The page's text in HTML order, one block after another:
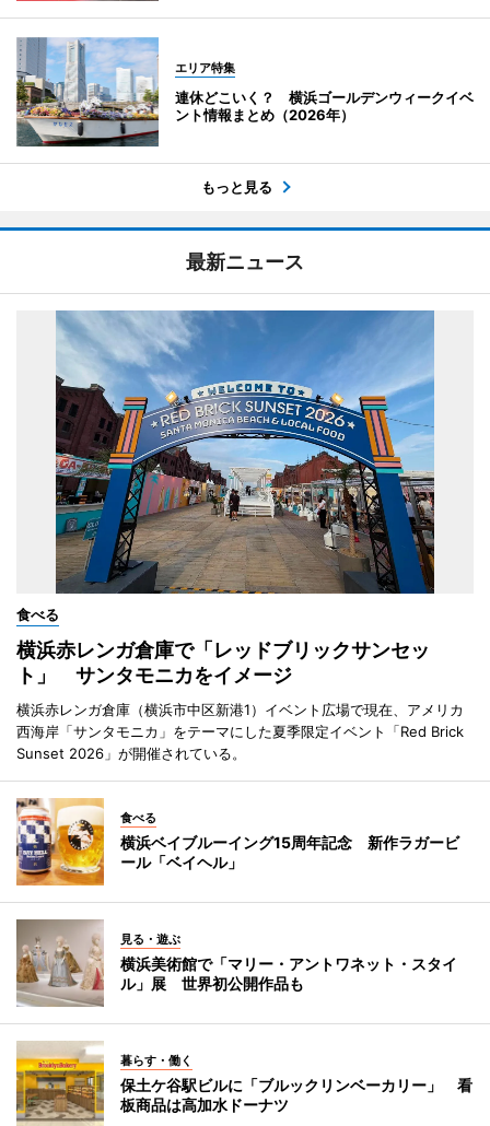
エリア特集
連休どこいく？ 横浜ゴールデンウィークイベ
ント情報まとめ（2026年）
もっと見る
最新ニュース
食べる
横浜赤レンガ倉庫で「レッドブリックサンセッ
ト」 サンタモニカをイメージ
横浜赤レンガ倉庫（横浜市中区新港1）イベント広場で現在、アメリカ
西海岸「サンタモニカ」をテーマにした夏季限定イベント「Red Brick
Sunset 2026」が開催されている。
食べる
横浜ベイブルーイング15周年記念 新作ラガービ
ール「ベイヘル」
見る・遊ぶ
横浜美術館で「マリー・アントワネット・スタイ
ル」展 世界初公開作品も
暮らす・働く
保土ケ谷駅ビルに「ブルックリンベーカリー」 看
板商品は高加水ドーナツ